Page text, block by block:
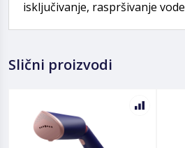
isključivanje, raspršivanje vode
Slični proizvodi